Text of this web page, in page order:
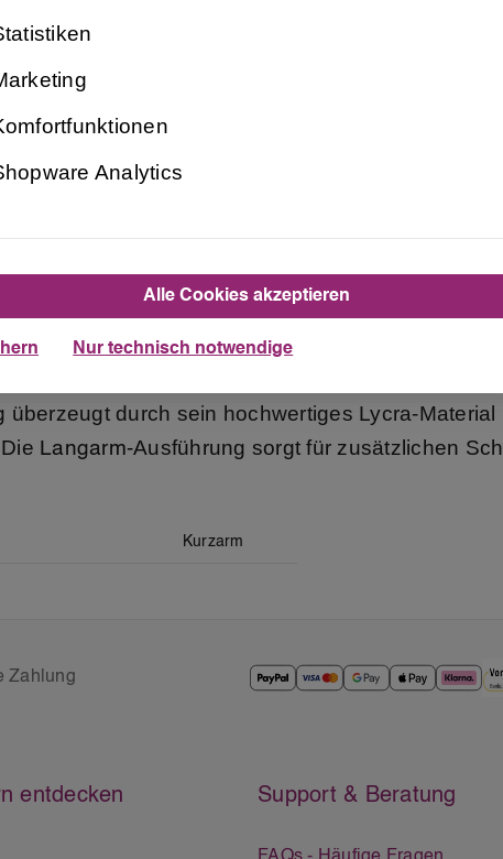
Turnanzug für Kinder und
Rot Lycra kurzarm Plamak Spezial" bietet
Optik. Perfekt fürMädchenundDamen, die
Besondere Eigenschaften
überzeugt durch sein hochwertiges Lycra-
Langarm-Ausführung sorgt für zusätzlichen
Kurzarm
Zahlung
entdecken Support & Beratung
Analytics
Alle Cookies akzeptieren
Nur technisch notwendige